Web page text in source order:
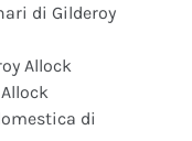
di Gilderoy
Allock
di